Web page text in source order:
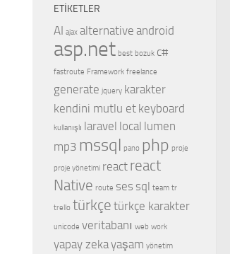
ETIKETLER
AI ajax alternative android
asp.net best bozuk c#
fastroute Framework freelance
generate jquery karakter
kendini mutlu et keyboard
kullanışlı laravel local lumen
mp3 mssql pano php proje
proje yönetimi react react
Native route ses sql team tr
trello türkçe türkçe karakter
unicode veritabanı web work
yapay zekayaşam yönetim